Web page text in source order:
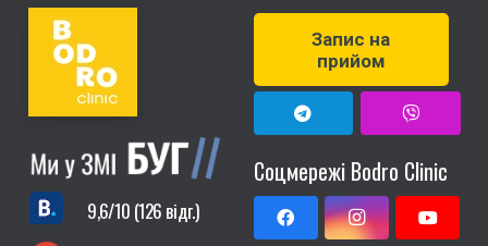
9,6/10 (126 відг.)
Запис на
прийом
Соцмережі Bodro Clinic